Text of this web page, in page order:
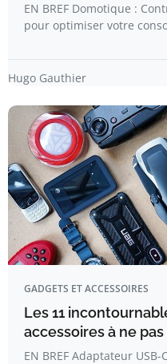
EN BREF Domotique :
pour optimiser votre
Hugo Gauthier
GADGETS ET ACCESSOIRES
Les 11
accessoires à ne
EN BREF Adaptateur